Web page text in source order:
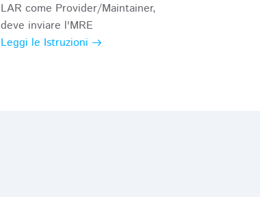
LAR come Provider/Maintainer,
deve inviare l'MRE
Leggi le Istruzioni